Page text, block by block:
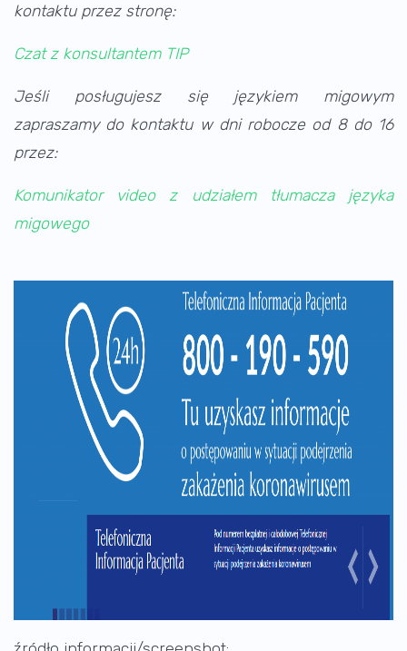
kontaktu przez stronę:
Czat z konsultantem TIP
Jeśli posługujesz się językiem migowym
zapraszamy do kontaktu w dni robocze od 8 do 16
przez:
Komunikator video z udziałem tłumacza języka
migowego